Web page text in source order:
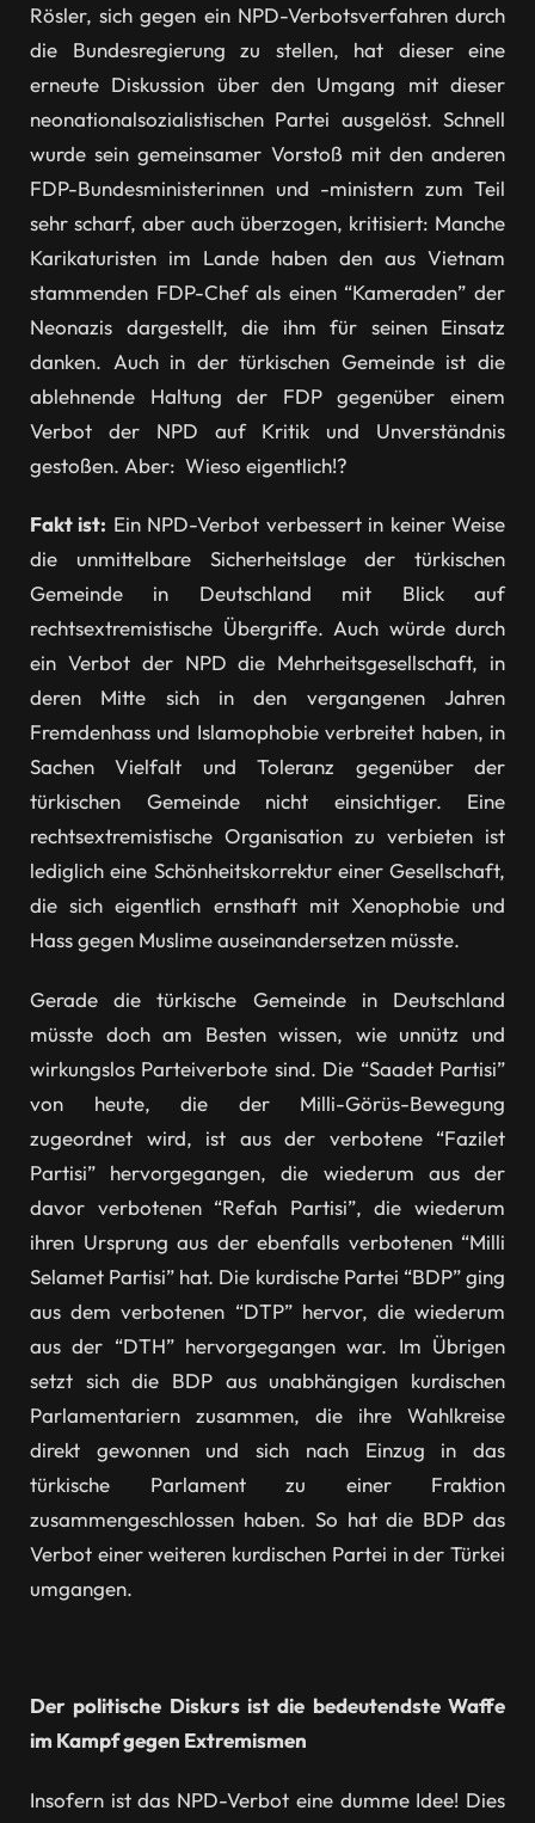
Rösler, sich gegen ein NPD-Verbotsverfahren durch
die Bundesregierung zu stellen, hat dieser eine
erneute Diskussion über den Umgang mit dieser
neonationalsozialistischen Partei ausgelöst. Schnell
wurde sein gemeinsamer Vorstoß mit den anderen
FDP-Bundesministerinnen und -ministern zum Teil
sehr scharf, aber auch überzogen, kritisiert: Manche
Karikaturisten im Lande haben den aus Vietnam
stammenden FDP-Chef als einen “Kameraden” der
Neonazis dargestellt, die ihm für seinen Einsatz
danken. Auch in der türkischen Gemeinde ist die
ablehnende Haltung der FDP gegenüber einem
Verbot der NPD auf Kritik und Unverständnis
gestoßen. Aber: Wieso eigentlich!?
Fakt ist: Ein NPD-Verbot verbessert in keiner Weise
die unmittelbare Sicherheitslage der türkischen
Gemeinde in Deutschland mit Blick auf
rechtsextremistische Übergriffe. Auch würde durch
ein Verbot der NPD die Mehrheitsgesellschaft, in
deren Mitte sich in den vergangenen Jahren
Fremdenhass und Islamophobie verbreitet haben, in
Sachen Vielfalt und Toleranz gegenüber der
türkischen Gemeinde nicht einsichtiger. Eine
rechtsextremistische Organisation zu verbieten ist
lediglich eine Schönheitskorrektur einer Gesellschaft,
die sich eigentlich ernsthaft mit Xenophobie und
Hass gegen Muslime auseinandersetzen müsste.
Gerade die türkische Gemeinde in Deutschland
müsste doch am Besten wissen, wie unnütz und
wirkungslos Parteiverbote sind. Die “Saadet Partisi”
von heute, die der Milli-Görüs-Bewegung
zugeordnet wird, ist aus der verbotene “Fazilet
Partisi” hervorgegangen, die wiederum aus der
davor verbotenen “Refah Partisi”, die wiederum
ihren Ursprung aus der ebenfalls verbotenen “Milli
Selamet Partisi” hat. Die kurdische Partei “BDP” ging
aus dem verbotenen “DTP” hervor, die wiederum
aus der “DTH” hervorgegangen war. Im Übrigen
setzt sich die BDP aus unabhängigen kurdischen
Parlamentariern zusammen, die ihre Wahlkreise
direkt gewonnen und sich nach Einzug in das
türkische Parlament zu einer Fraktion
zusammengeschlossen haben. So hat die BDP das
Verbot einer weiteren kurdischen Partei in der Türkei
umgangen.
Der politische Diskurs ist die bedeutendste Waffe
im Kampf gegen Extremismen
Insofern ist das NPD-Verbot eine dumme Idee! Dies